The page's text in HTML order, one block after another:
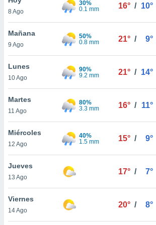
en
más
nuestra
de
cookies
aceptar
8 Ago
30%
0.1 mm
16° / 10°
Mañana
9 Ago
50%
0.8 mm
21° / 9°
Lunes
10 Ago
90%
9.2 mm
21° / 14°
Martes
11 Ago
80%
3.3 mm
16° / 11°
Miércoles
12 Ago
40%
1.5 mm
15° / 9°
Jueves
13 Ago
17° / 7°
Viernes
14 Ago
20° / 8°